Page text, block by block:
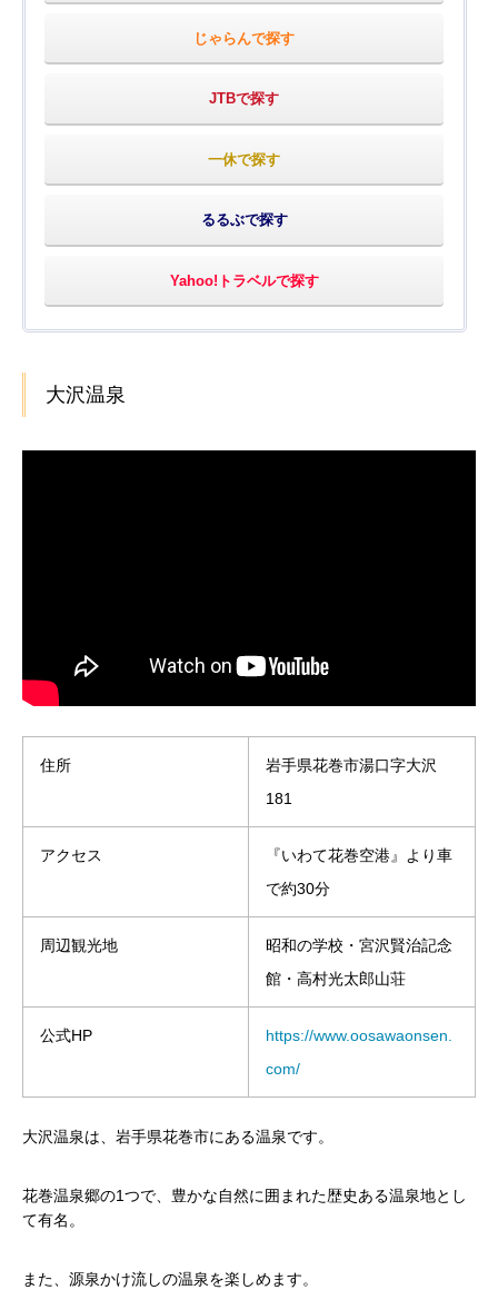
じゃらんで探す
JTBで探す
一休で探す
るるぶで探す
Yahoo!トラベルで探す
大沢温泉
住所
岩手県花巻市湯口字大沢
181
アクセス
『いわて花巻空港』より車
で約30分
周辺観光地
昭和の学校・宮沢賢治記念
館・高村光太郎山荘
公式HP
https://www.oosawaonsen.
com/
大沢温泉は、岩手県花巻市にある温泉です。
花巻温泉郷の1つで、豊かな自然に囲まれた歴史ある温泉地とし
て有名。
また、源泉かけ流しの温泉を楽しめます。